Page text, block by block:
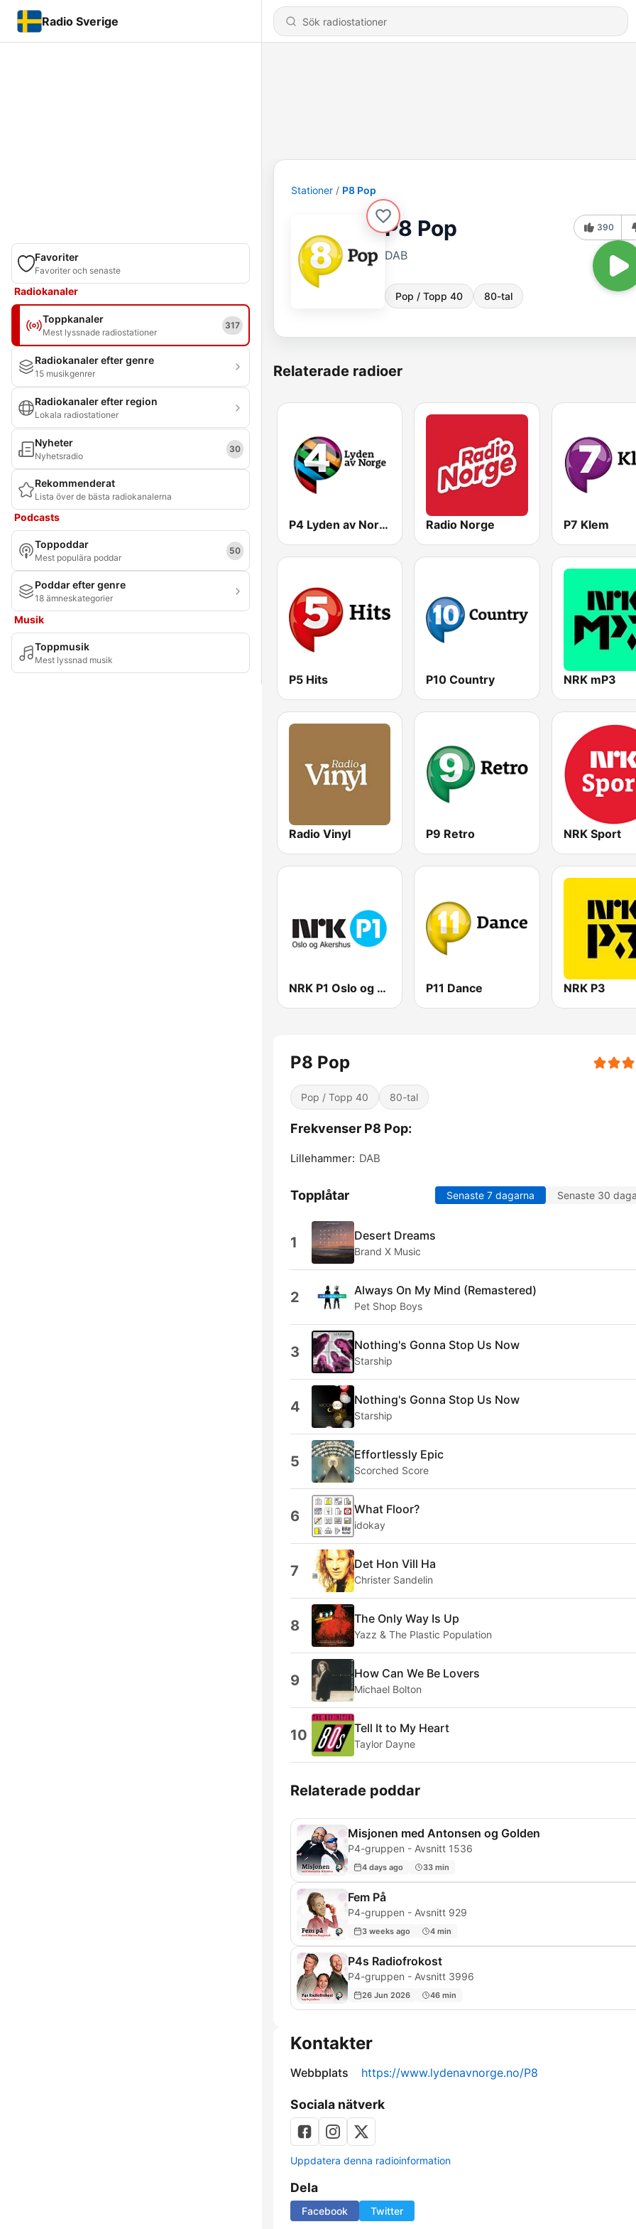
Radio Sverige
Favoriter
Favoriter och senaste
Radiokanaler
Toppkanaler
Mest lyssnade radiostationer
317
Radiokanaler efter genre
15 musikgenrer
Radiokanaler efter region
Lokala radiostationer
Nyheter
Nyhetsradio
30
Rekommenderat
Lista över de bästa radiokanalerna
Podcasts
Toppoddar
Mest populära poddar
50
Poddar efter genre
18 ämneskategorier
Musik
Toppmusik
Mest lyssnad musik
Stationer P8 Pop
P8 Pop
DAB
Pop / Topp 40 80-tal
390
Relaterade radioer
P4 Lyden av Norge Radio Norge P7 Klem
P5 Hits P10 Country NRK mP3
Radio Vinyl P9 Retro NRK Sport
NRK P1 Oslo og Akershus P11 Dance NRK P3
P8 Pop
Pop / Topp 40 80-tal
Frekvenser P8 Pop:
Lillehammer: DAB
Topplåtar Senaste 7 dagarna Senaste 30
1 Desert Dreams
Brand X Music
2 Always On My Mind (Remastered)
Pet Shop Boys
3 Nothing's Gonna Stop Us Now
Starship
4 Nothing's Gonna Stop Us Now
Starship
5 Effortlessly Epic
Scorched Score
6 What Floor?
idokay
7 Det Hon Vill Ha
Christer Sandelin
8 The Only Way Is Up
Yazz & The Plastic Population
9 How Can We Be Lovers
Michael Bolton
10 Tell It to My Heart
Taylor Dayne
Relaterade poddar
Misjonen med Antonsen og Golden
P4-gruppen - Avsnitt 1536
4 days ago 33 min
Fem På
P4-gruppen - Avsnitt 929
3 weeks ago 4 min
P4s Radiofrokost
P4-gruppen - Avsnitt 3996
26 Jun 2026 46 min
Kontakter
Webbplats https://www.lydenavnorge.no/P8
Sociala nätverk
Uppdatera denna radioinformation
Dela
Facebook Twitter